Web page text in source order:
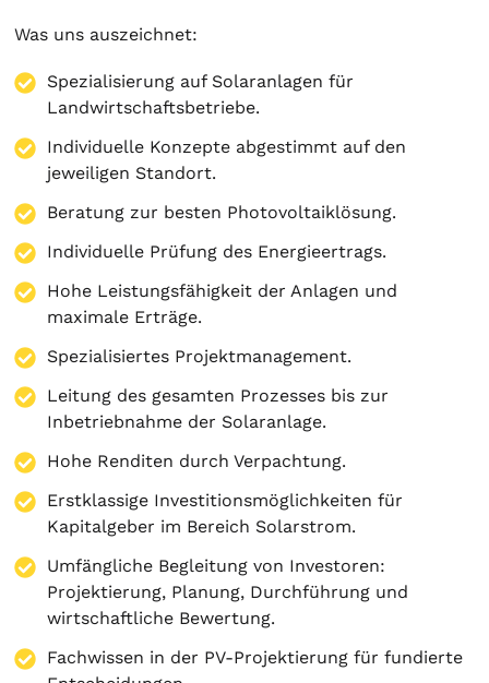
Was uns auszeichnet:
Spezialisierung auf Solaranlagen für
Landwirtschaftsbetriebe.
Individuelle Konzepte abgestimmt auf den
jeweiligen Standort.
Beratung zur besten Photovoltaiklösung.
Individuelle Prüfung des Energieertrags.
Hohe Leistungsfähigkeit der Anlagen und
maximale Erträge.
Spezialisiertes Projektmanagement.
Leitung des gesamten Prozesses bis zur
Inbetriebnahme der Solaranlage.
Hohe Renditen durch Verpachtung.
Erstklassige Investitionsmöglichkeiten für
Kapitalgeber im Bereich Solarstrom.
Umfängliche Begleitung von Investoren:
Projektierung, Planung, Durchführung und
wirtschaftliche Bewertung.
Fachwissen in der PV-Projektierung für fundierte